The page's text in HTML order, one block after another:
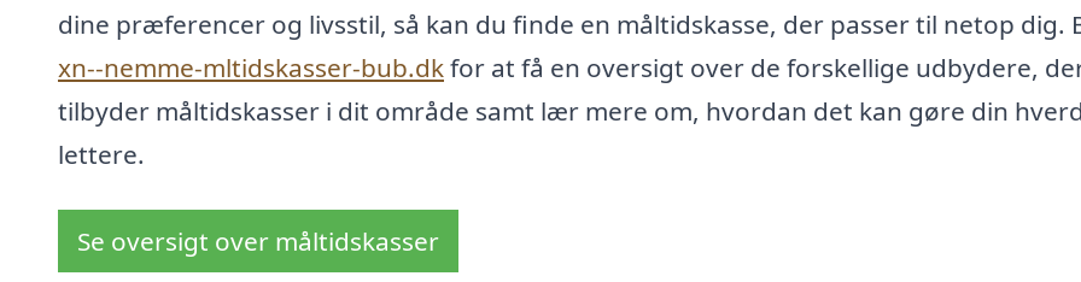
dine præferencer og livsstil, så kan du finde en måltidskasse, der passer til netop dig.
xn--nemme-mltidskasser-bub.dkfor at få en oversigt over de forskellige udbydere,
tilbyder måltidskasser i dit område samt lær mere om, hvordan det kan gøre din
lettere.
Se oversigt over måltidskasser